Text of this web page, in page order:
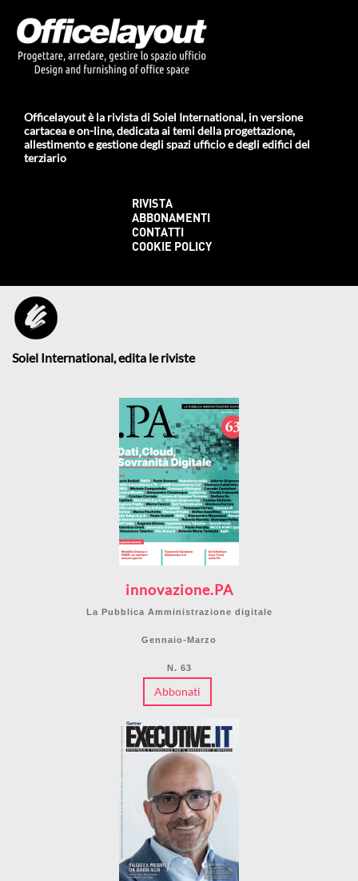
Officelayout è la rivista di Soiel International, in versione
cartacea e on-line, dedicata ai temi della progettazione,
allestimento e gestione degli spazi ufficio e degli edifici del
terziario
RIVISTA
ABBONAMENTI
CONTATTI
COOKIE POLICY
Soiel International, edita le riviste
innovazione.PA
La Pubblica Amministrazione digitale
Gennaio-Marzo
N. 63
Abbonati